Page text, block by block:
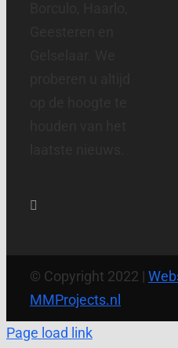
© Copyright 2022 |
MMProjects.nl
Page load link